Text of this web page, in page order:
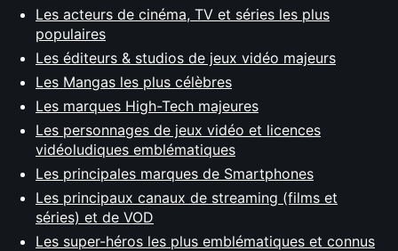
Les acteurs de cinéma, TV et séries les plus
populaires
Les éditeurs & studios de jeux vidéo majeurs
Les Mangas les plus célèbres
Les marques High-Tech majeures
Les personnages de jeux vidéo et licences
vidéoludiques emblématiques
Les principales marques de Smartphones
Les principaux canaux de streaming (films et
séries) et de VOD
Les super-héros les plus emblématiques et connus